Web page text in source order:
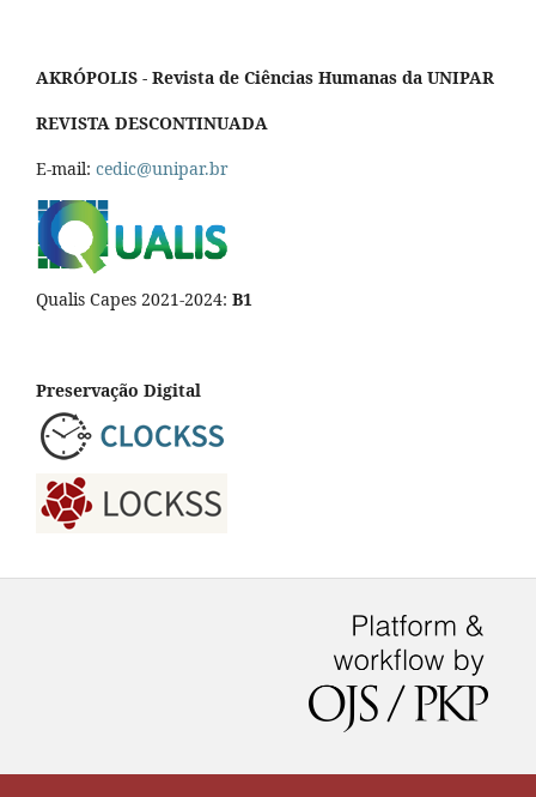
AKRÓPOLIS - Revista de Ciências Humanas da UNIPAR
REVISTA DESCONTINUADA
E-mail: cedic@unipar.br
Qualis Capes 2021-2024: B1
Preservação Digital